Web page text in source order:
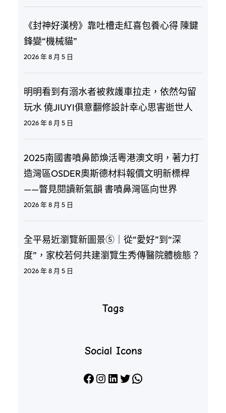
《封神好漢榜》靠吐槽走紅喜包養心得 陳鍵
鋒變“機械貓”
2026 年 8 月 5 日
明明看到有溺水者被救護車拉走，依然勾留
玩水 僥JIUYI俱意翻修設計幸心思害逝世人
2026 年 8 月 5 日
2025南國書噴鼻節煥活粵港澳文明，著力打
造灣區OSDER奧斯德材料報價文明新標桿
——瞥見閱讀新氣韻 書噴鼻灣區向世界
2026 年 8 月 5 日
全平易近瀏覽新圖景⑤｜從“愛好”到“深
度”，家校若何共建瀏覽生秀傳醫院體檢態？
2026 年 8 月 5 日
Tags
Social Icons
Facebook Instagram LinkedIn X WhatsApp